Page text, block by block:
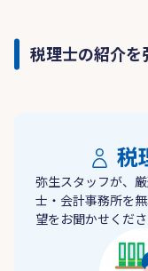
税理士の紹介を
税
弥生スタッフが、
士・会計事務所を
望をお聞かせくださ